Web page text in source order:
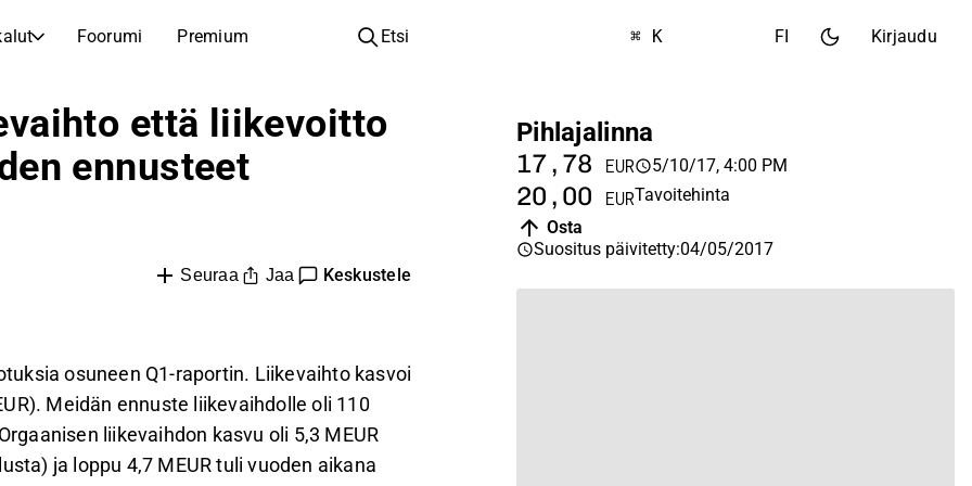
Foorumi Premium
Yhtiöt
Listautumiset
Yhtiökokousten päivämäärät ja osakkeenomistajatiedot
Analyysikoulu
Salkunhaltijat
Etsi ⌘ K FI Kirjaudu
että liikevoitto
ennusteet
Seuraa Jaa Keskustele
osuneen Q1-raportin. Liikevaihto kasvoi
Meidän ennuste liikevaihdolle oli 110
liikevaihdon kasvu oli 5,3 MEUR
ja loppu 4,7 MEUR tuli vuoden aikana
Pihlajalinna
17,78 EUR 5/10/17, 4:00 PM
20,00 EURTavoitehinta
Osta
Suositus päivitetty:04/05/2017